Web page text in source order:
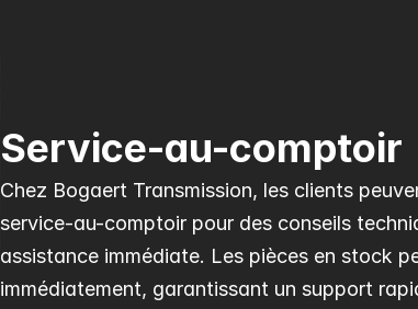
Service-au-comptoir
Chez Bogaert Transmission, les clients
service-au-comptoir pour des conseils
assistance immédiate. Les pièces en stock
immédiatement, garantissant un support